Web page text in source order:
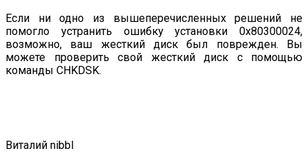
Если ни одно из вышеперечисленных решений не
помогло устранить ошибку установки 0x80300024,
возможно, ваш жесткий диск был поврежден. Вы
можете проверить свой жесткий диск с помощью
команды CHKDSK.
Виталий nibbl